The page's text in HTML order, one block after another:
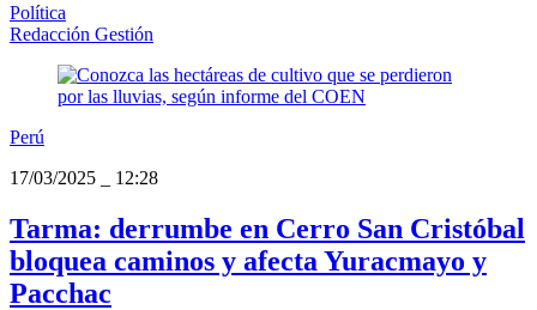
Política
Redacción Gestión
Perú
17/03/2025
12:28
Tarma: derrumbe en Cerro San Cristóbal
bloquea caminos y afecta Yuracmayo y
Pacchac